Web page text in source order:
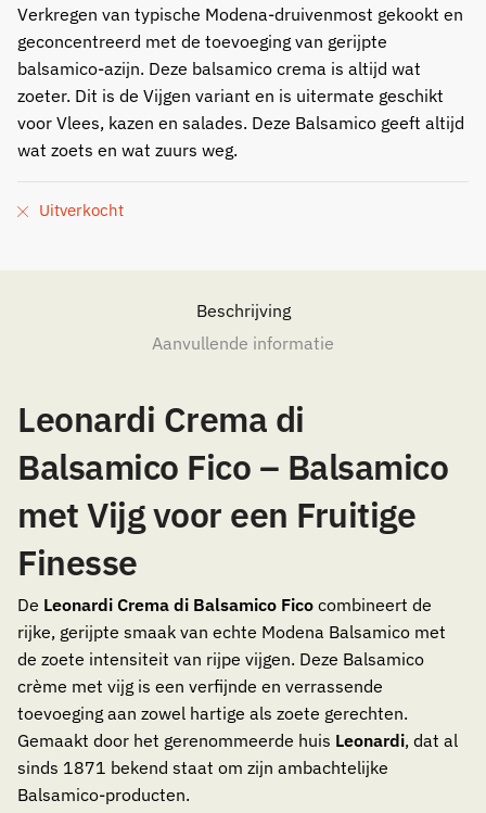
Verkregen van typische Modena-druivenmost gekookt en
geconcentreerd met de toevoeging van gerijpte
balsamico-azijn. Deze balsamico crema is altijd wat
zoeter. Dit is de Vijgen variant en is uitermate geschikt
voor Vlees, kazen en salades. Deze Balsamico geeft altijd
wat zoets en wat zuurs weg.
Uitverkocht
Beschrijving
Aanvullende informatie
Leonardi Crema di
Balsamico Fico – Balsamico
met Vijg voor een Fruitige
Finesse
De Leonardi Crema di Balsamico Fico combineert de
rijke, gerijpte smaak van echte Modena Balsamico met
de zoete intensiteit van rijpe vijgen. Deze Balsamico
crème met vijg is een verfijnde en verrassende
toevoeging aan zowel hartige als zoete gerechten.
Gemaakt door het gerenommeerde huis Leonardi, dat al
sinds 1871 bekend staat om zijn ambachtelijke
Balsamico-producten.